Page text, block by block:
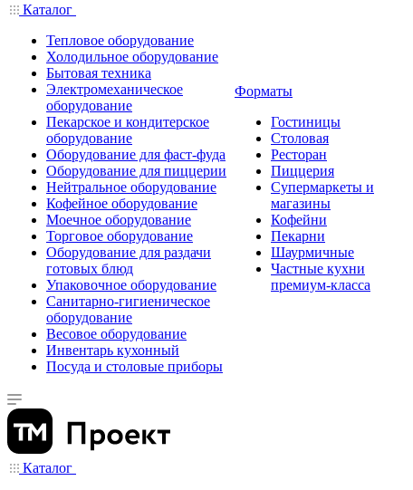
Каталог
Тепловое оборудование
Холодильное оборудование
Бытовая техника
Электромеханическое
оборудование
Пекарское и кондитерское
оборудование
Оборудование для фаст-фуда
Оборудование для пиццерии
Нейтральное оборудование
Кофейное оборудование
Моечное оборудование
Торговое оборудование
Оборудование для раздачи
готовых блюд
Упаковочное оборудование
Санитарно-гигиеническое
оборудование
Весовое оборудование
Инвентарь кухонный
Посуда и столовые приборы
Форматы
Гостиницы
Столовая
Ресторан
Пиццерия
Супермаркеты и
магазины
Кофейни
Пекарни
Шаурмичные
Частные кухни
премиум-класса
Каталог